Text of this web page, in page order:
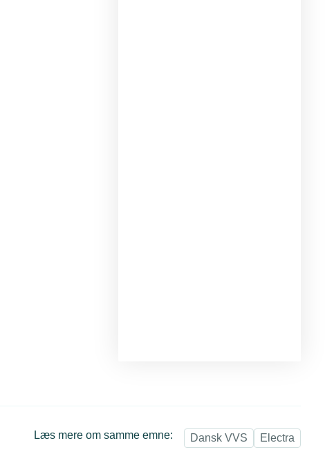
Læs mere om samme emne: Dansk VVS Electra